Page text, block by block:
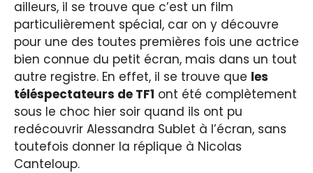
ailleurs, il se trouve que c’est un film
particulièrement spécial, car on y découvre
pour une des toutes premières fois une actrice
bien connue du petit écran, mais dans un tout
autre registre. En effet, il se trouve que les
téléspectateurs de TF1 ont été complètement
sous le choc hier soir quand ils ont pu
redécouvrir Alessandra Sublet à l’écran, sans
toutefois donner la réplique à Nicolas
Canteloup.